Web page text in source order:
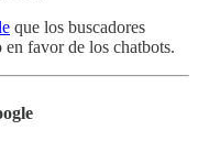
que los buscadores
favor de los chatbots.